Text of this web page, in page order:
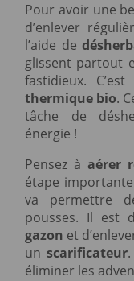
Pour avoir une
d’enlever
l’aide de
glissent partout
fastidieux.
thermique bio.
tâche de
énergie !
Pensez à aérer
étape
va permettre
pousses. Il est
gazon et
un scarificateur
éliminer les